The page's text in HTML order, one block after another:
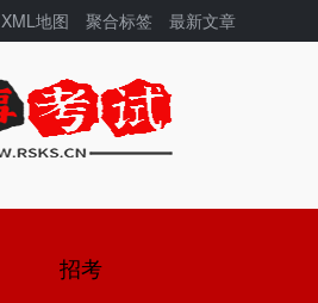
XML地图 聚合标签 最新文章
招考